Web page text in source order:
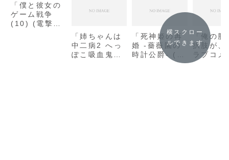
「僕と彼女の
ゲーム戦争
(10) (電撃文
「姉ちゃんは
中二病2 へっ
ぽこ吸血鬼vs.
「死神姫の再
婚 -薔薇園の
時計公爵- (ビ
ーズログ文庫)
「俺の脳
択肢が、
ラブコメ
力で邪魔
横スクロー
ルできます